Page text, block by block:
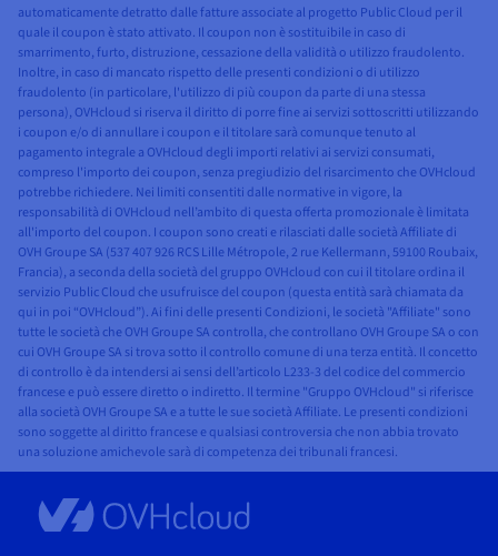
automaticamente detratto dalle fatture associate al progetto Public Cloud per il
quale il coupon è stato attivato. Il coupon non è sostituibile in caso di
smarrimento, furto, distruzione, cessazione della validità o utilizzo fraudolento.
Inoltre, in caso di mancato rispetto delle presenti condizioni o di utilizzo
fraudolento (in particolare, l'utilizzo di più coupon da parte di una stessa
persona), OVHcloud si riserva il diritto di porre fine ai servizi sottoscritti utilizzando
i coupon e/o di annullare i coupon e il titolare sarà comunque tenuto al
pagamento integrale a OVHcloud degli importi relativi ai servizi consumati,
compreso l'importo dei coupon, senza pregiudizio del risarcimento che OVHcloud
potrebbe richiedere. Nei limiti consentiti dalle normative in vigore, la
responsabilità di OVHcloud nell’ambito di questa offerta promozionale è limitata
all'importo del coupon. I coupon sono creati e rilasciati dalle società Affiliate di
OVH Groupe SA (537 407 926 RCS Lille Métropole, 2 rue Kellermann, 59100 Roubaix,
Francia), a seconda della società del gruppo OVHcloud con cui il titolare ordina il
servizio Public Cloud che usufruisce del coupon (questa entità sarà chiamata da
qui in poi “OVHcloud”). Ai fini delle presenti Condizioni, le società "Affiliate" sono
tutte le società che OVH Groupe SA controlla, che controllano OVH Groupe SA o con
cui OVH Groupe SA si trova sotto il controllo comune di una terza entità. Il concetto
di controllo è da intendersi ai sensi dell’articolo L233-3 del codice del commercio
francese e può essere diretto o indiretto. Il termine "Gruppo OVHcloud" si riferisce
alla società OVH Groupe SA e a tutte le sue società Affiliate. Le presenti condizioni
sono soggette al diritto francese e qualsiasi controversia che non abbia trovato
una soluzione amichevole sarà di competenza dei tribunali francesi.